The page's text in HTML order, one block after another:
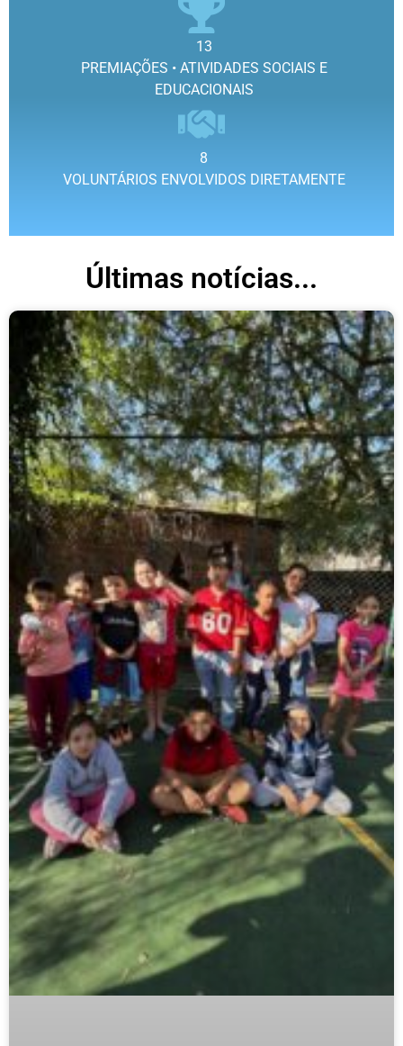
13
PREMIAÇÕES • ATIVIDADES SOCIAIS E
EDUCACIONAIS
8
VOLUNTÁRIOS ENVOLVIDOS DIRETAMENTE
Últimas notícias...